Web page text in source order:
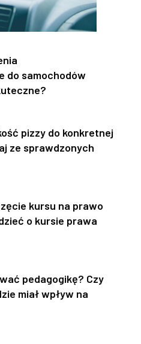
do samochodów
pizzy do konkretnej
ze sprawdzonych
kursu na prawo
o kursie prawa
pedagogikę? Czy
miał wpływ na